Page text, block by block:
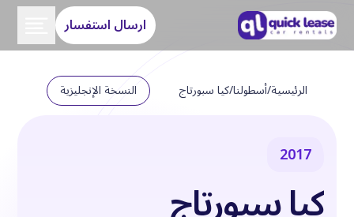
ارسال استفسار
الرئيسية/أسطولنا/كيا سبورتاج النسخة الإنجليزية
2017